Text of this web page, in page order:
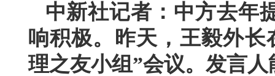
中新社记者：中方去年
响积极。昨天，王毅外
理之友小组”会议。发言